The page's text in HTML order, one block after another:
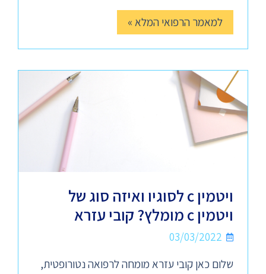
למאמר הרפואי המלא »
ויטמין c לסוגיו ואיזה סוג של
ויטמין c מומלץ? קובי עזרא
03/03/2022
שלום כאן קובי עזרא מומחה לרפואה נטורופטית,